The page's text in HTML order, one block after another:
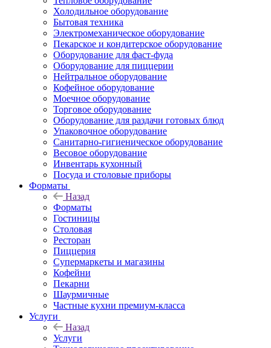
Холодильное оборудование
Бытовая техника
Электромеханическое оборудование
Пекарское и кондитерское оборудование
Оборудование для фаст-фуда
Оборудование для пиццерии
Нейтральное оборудование
Кофейное оборудование
Моечное оборудование
Торговое оборудование
Оборудование для раздачи готовых блюд
Упаковочное оборудование
Санитарно-гигиеническое оборудование
Весовое оборудование
Инвентарь кухонный
Посуда и столовые приборы
Форматы
Назад
Форматы
Гостиницы
Столовая
Ресторан
Пиццерия
Супермаркеты и магазины
Кофейни
Пекарни
Шаурмичные
Частные кухни премиум-класса
Услуги
Назад
Услуги